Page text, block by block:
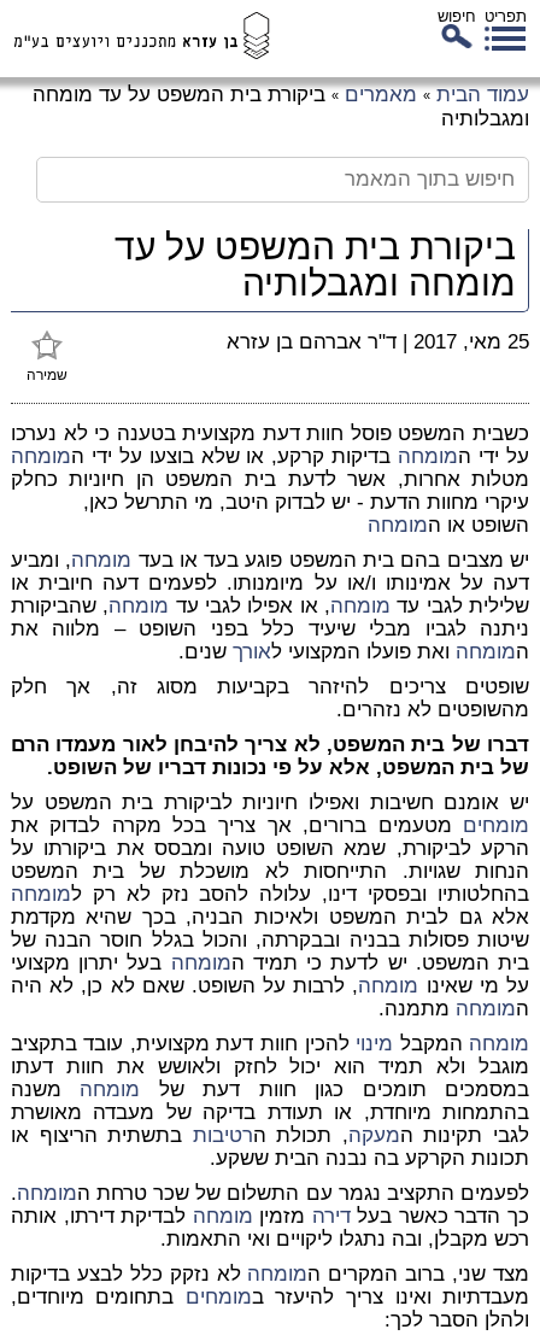
תפריט חיפוש
עמוד הבית » מאמרים » ביקורת בית המשפט על עד מומחה
ומגבלותיה
ביקורת בית המשפט על עד
מומחה ומגבלותיה
שמירה
25 מאי, 2017 | ד"ר אברהם בן עזרא
כשבית המשפט פוסל חוות דעת מקצועית בטענה כי לא נערכו
על ידי המומחה בדיקות קרקע, או שלא בוצעו על ידי המומחה
מטלות אחרות, אשר לדעת בית המשפט הן חיוניות כחלק
עיקרי מחוות הדעת - יש לבדוק היטב, מי התרשל כאן,
השופט או המומחה
יש מצבים בהם בית המשפט פוגע בעד או בעד מומחה, ומביע
דעה על אמינותו ו/או על מיומנותו. לפעמים דעה חיובית או
שלילית לגבי עד מומחה, או אפילו לגבי עד מומחה, שהביקורת
ניתנה לגביו מבלי שיעיד כלל בפני השופט – מלווה את
המומחה ואת פועלו המקצועי לאורךשנים.
שופטים צריכים להיזהר בקביעות מסוג זה, אך חלק
מהשופטים לא נזהרים.
דברו של בית המשפט, לא צריך להיבחן לאור מעמדו הרם
של בית המשפט, אלא על פי נכונות דבריו של השופט.
יש אומנם חשיבות ואפילו חיוניות לביקורת בית המשפט על
מומחים מטעמים ברורים, אך צריך בכל מקרה לבדוק את
הרקע לביקורת, שמא השופט טועה ומבסס את ביקורתו על
הנחות שגויות. התייחסות לא מושכלת של בית המשפט
בהחלטותיו ובפסקי דינו, עלולה להסב נזק לא רק למומחה
אלא גם לבית המשפט ולאיכות הבניה, בכך שהיא מקדמת
שיטות פסולות בבניה ובבקרתה, והכול בגלל חוסר הבנה של
בית המשפט. יש לדעת כי תמיד המומחה בעל יתרון מקצועי
על מי שאינו מומחה, לרבות על השופט. שאם לא כן, לא היה
המומחה מתמנה.
מומחה המקבל מינוי להכין חוות דעת מקצועית, עובד בתקציב
מוגבל ולא תמיד הוא יכול לחזק ולאושש את חוות דעתו
במסמכים תומכים כגון חוות דעת של מומחה משנה
בהתמחות מיוחדת, או תעודת בדיקה של מעבדה מאושרת
לגבי תקינות המעקה, תכולת הרטיבות בתשתית הריצוף או
תכונות הקרקע בה נבנה הבית ששקע.
לפעמים התקציב נגמר עם התשלום של שכר טרחת המומחה.
כך הדבר כאשר בעלדירה מזמין מומחה לבדיקת דירתו, אותה
רכש מקבלן, ובה נתגלו ליקויים ואי התאמות.
מצד שני, ברוב המקרים המומחה לא נזקק כלל לבצע בדיקות
מעבדתיות ואינו צריך להיעזר במומחים בתחומים מיוחדים,
ולהלן הסבר לכך: